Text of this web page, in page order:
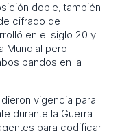
doble, también
cifrado de
en el siglo 20 y
Mundial pero
bandos en la
vigencia para
durante la Guerra
para codificar